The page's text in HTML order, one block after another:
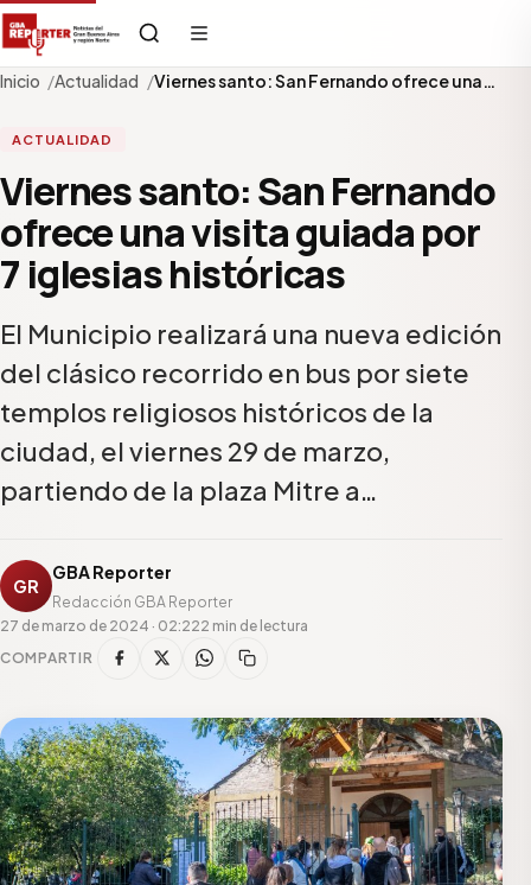
Inicio Actualidad Viernes santo: San Fernando ofrece una…
ACTUALIDAD
Viernes santo: San Fernando
ofrece una visita guiada por
7 iglesias históricas
El Municipio realizará una nueva edición
del clásico recorrido en bus por siete
templos religiosos históricos de la
ciudad, el viernes 29 de marzo,
partiendo de la plaza Mitre a…
GR
GBA Reporter
Redacción GBA Reporter
27 de marzo de 2024 · 02:222 min de lectura
COMPARTIR